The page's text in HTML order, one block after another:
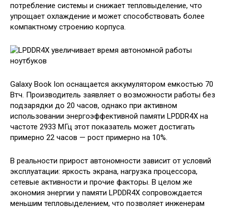
потребление системы и снижает тепловыделение, что
упрощает охлаждение и может способствовать более
компактному строению корпуса.
Galaxy Book Ion оснащается аккумулятором емкостью 70
Втч. Производитель заявляет о возможности работы без
подзарядки до 20 часов, однако при активном
использовании энергоэффективной памяти LPDDR4X на
частоте 2933 МГц этот показатель может достигать
примерно 22 часов — рост примерно на 10%.
В реальности прирост автономности зависит от условий
эксплуатации: яркость экрана, нагрузка процессора,
сетевые активности и прочие факторы. В целом же
экономия энергии у памяти LPDDR4X сопровождается
меньшим тепловыделением, что позволяет инженерам